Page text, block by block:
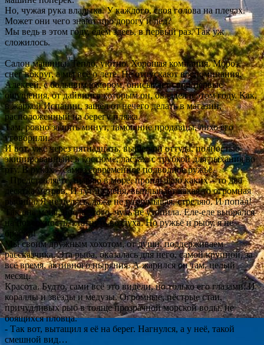
Но, чужая рука владыка. У каждого, своя голова на плечах.
Может они чего знают про дорогу и лёд?
Мы ведь в этом году, едем здесь, в первый раз. Так уж
сложилось.
Салон машины. Тепло, уютно. Хорошая компания. Мороз,
снег вокруг, а мы всё о лете. Не отпускают воспоминания.
Алексей, с большим юмором, описывает свои первые
ощущения, от дайвинга которым он, овладел в этом году. Как,
в жаркой Испании, зашёл от нечего делать в магазин,
расположенный на берегу пляжа.
Там, ровно за пять минут, тамошние продавцы, лихо его
уговорили.
И вот, уже через пятнадцать, вышел он оттуда, полностью
экипированный: в костюме, ластах, с трубкой для дыхания во
рту. В руках – самое современное подводное ружьё.
- Представляете, ныряю в море, проплываю каких – то два
десятка метров. И тут на меня, выплывает какая то огромная
рыбина. Я не целясь, даже не раздумывая, стреляю. И попал!
Так она меня, после этого, чуть не утопила. Еле-еле выбрался
на поверхность, глотнуть воздуха. Но ружьё и рыбу, я не
бросил!
Мы своим дружным хохотом, от души, поддерживаем
рассказчика. Эта рыба, оказалась для него, самой крупной, за
всё время, активного ныряния. А жарился он там, целый
месяц.
Красота. Будто, сами всё это видели, но только его глазами. И
кораллы и звёзды и медузы. Огромные, пёстрые стаи,
причудливых рыб в толще прозрачной морской воды, не
боящихся пловца.
- Так вот, вытащил я её на берег. Нагнулся, а у неё, такой
смешной вид…